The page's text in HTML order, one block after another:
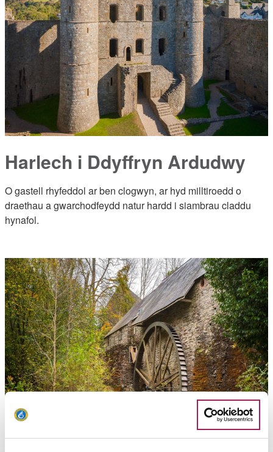
Harlech i Ddyffryn Ardudwy
O gastell rhyfeddol ar ben clogwyn, ar hyd milltiroedd o
draethau a gwarchodfeydd natur hardd i siambrau claddu
hynafol.